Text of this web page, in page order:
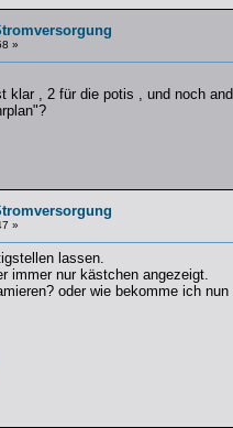
»
klar , 2 für die potis , und noch
»
lassen.
immer nur kästchen angezeigt.
oder wie bekomme ich